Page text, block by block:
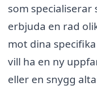
som specialiserar
erbjuda en rad
mot dina
vill ha en ny
eller en snygg